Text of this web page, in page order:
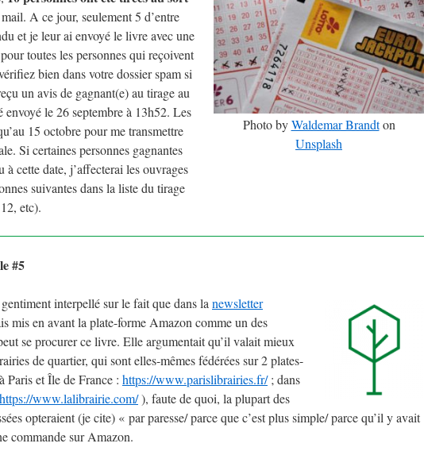
Photo byWaldemar Brandton
Unsplash
A ce jour, seulement 5 d’entre
et je leur ai envoyé le livre avec une
toutes les personnes qui reçoivent
bien dans votre dossier spam si
un avis de gagnant(e) au tirage au
envoyé le 26 septembre à 13h52. Les
15 octobre pour me transmettre
Si certaines personnes gagnantes
à cette date, j’affecterai les ouvrages
suivantes dans la liste du tirage
etc).
#5
interpellé sur le fait que dans la newsletter
mis en avant la plate-forme Amazon comme un des
se procurer ce livre. Elle argumentait qu’il valait mieux
de quartier, qui sont elles-mêmes fédérées sur 2 plates-
Paris et Île de France : https://www.parislibrairies.fr/; dans
https://www.lalibrairie.com/), faute de quoi, la plupart des
opteraient (je cite) « par paresse/ parce que c’est plus simple/ parce qu’il y avait
commande sur Amazon.